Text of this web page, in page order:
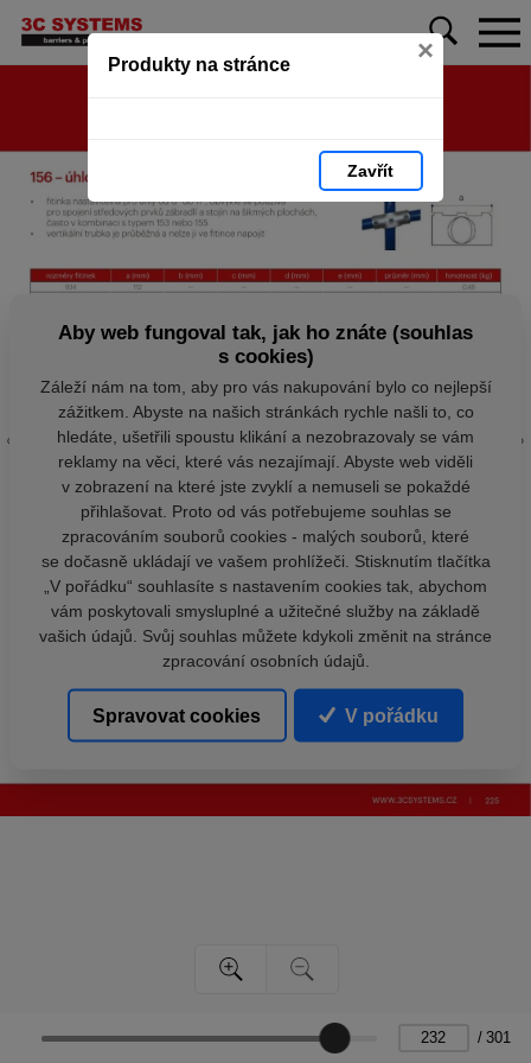
Produkty na stránce ×
Zavřít
/ 301
Aby web fungoval tak, jak ho znáte (souhlas
s cookies)
Záleží nám na tom, aby pro vás nakupování bylo co nejlepší
zážitkem. Abyste na našich stránkách rychle našli to, co
hledáte, ušetřili spoustu klikání a nezobrazovaly se vám
reklamy na věci, které vás nezajímají. Abyste web viděli
v zobrazení na které jste zvyklí a nemuseli se pokaždé
přihlašovat. Proto od vás potřebujeme souhlas se
zpracováním souborů cookies - malých souborů, které
se dočasně ukládají ve vašem prohlížeči. Stisknutím tlačítka
„V pořádku“ souhlasíte s nastavením cookies tak, abychom
vám poskytovali smysluplné a užitečné služby na základě
vašich údajů. Svůj souhlas můžete kdykoli změnit na stránce
zpracování osobních údajů.
Spravovat cookies V pořádku